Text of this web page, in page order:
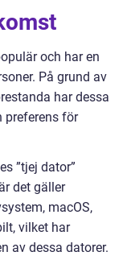
och har en
På grund av
har dessa
preferens för
”tjej dator”
det gäller
macOS,
vilket har
av dessa datorer.